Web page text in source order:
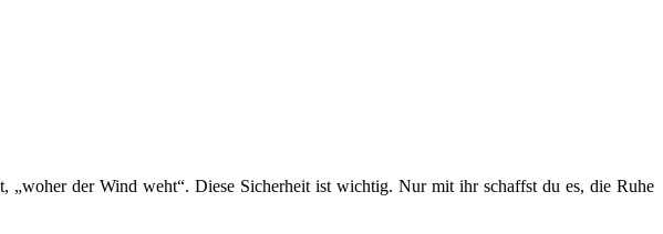
der Wind weht“. Diese Sicherheit ist wichtig. Nur mit ihr schaffst du es, die Ruhe